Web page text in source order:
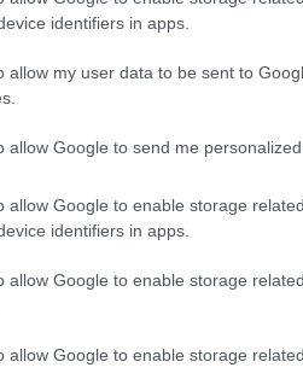
identifiers in apps.
allow my user data to be sent to
allow Google to send me personalized
allow Google to enable storage
identifiers in apps.
allow Google to enable storage
allow Google to enable storage
rotinas
Executivo sobre Criptoativos
núcleo de suporte técnico
do grupo,Alexandre Senra,
para pedidos judiciais de
que preservem a
judiciais mais céleres e robustas